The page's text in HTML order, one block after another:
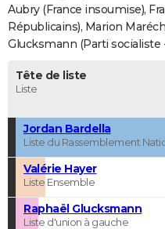
FORUM
Bricolage
Lifestyle
Culture
SportAuto
Television
Voyage
Cinema
Aubry (France insoumise),
Républicains), Marion
Glucksmann (Parti socialiste
Tête de liste
Liste
Jordan Bardella
Liste du Rassemblement
Valérie Hayer
Liste Ensemble
Raphaël Glucksmann
Liste d'union à gauche